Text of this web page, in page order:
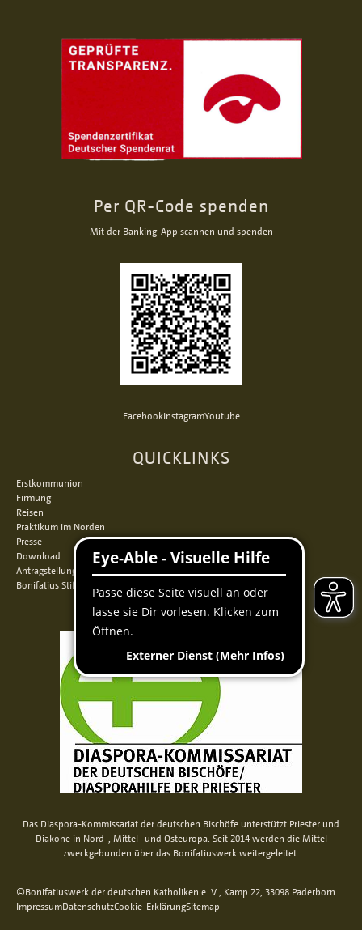
Per QR-Code spenden
Mit der Banking-App scannen und spenden
FacebookInstagramYoutube
QUICKLINKS
Erstkommunion
Firmung
Reisen
Praktikum im Norden
Presse
Download
Antragstellung
Bonifatius Stiftungszentrum
Das Diaspora-Kommissariat der deutschen Bischöfe unterstützt Priester und
Diakone in Nord-, Mittel- und Osteuropa. Seit 2014 werden die Mittel
zweckgebunden über das Bonifatiuswerk weitergeleitet.
©Bonifatiuswerk der deutschen Katholiken e. V., Kamp 22, 33098 Paderborn
ImpressumDatenschutzCookie-ErklärungSitemap